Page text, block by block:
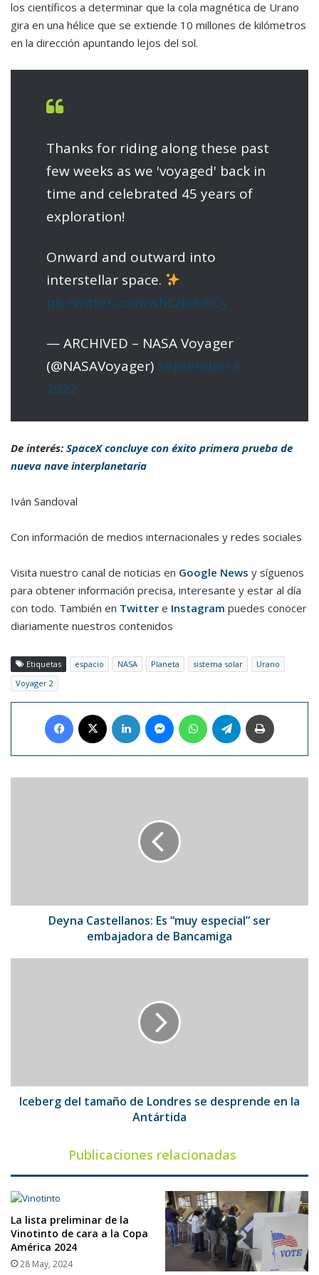
los científicos a determinar que la cola magnética de Urano
gira en una hélice que se extiende 10 millones de kilómetros
en la dirección apuntando lejos del sol.
Thanks for riding along these past
few weeks as we 'voyaged' back in
time and celebrated 45 years of
exploration!
Onward and outward into
interstellar space.
pic.twitter.com/wht2kvUhCy
— ARCHIVED – NASA Voyager
(@NASAVoyager) September 6,
2022
De interés: SpaceX concluye con éxito primera prueba de
nueva nave interplanetaria
Iván Sandoval
Con información de medios internacionales y redes sociales
Visita nuestro canal de noticias en Google News y síguenos
para obtener información precisa, interesante y estar al día
con todo. También en Twitter e Instagram puedes conocer
diariamente nuestros contenidos
Etiquetas espacio NASA Planeta sistema solar
Urano
Voyager 2
Facebook LinkedIn MessengerWhatsAppTelegram
Bancamiga
Deyna Castellanos: Es “muy especial” ser
embajadora de Bancamiga
la
Antártida
Iceberg del tamaño de Londres se desprende en la
Antártida
Publicaciones relacionadas
La lista preliminar de la
Vinotinto de cara a la Copa
América 2024
28 May, 2024